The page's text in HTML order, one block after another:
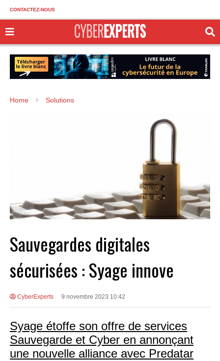
CONTACTEZ-NOUS
Home Solutions
Sauvegardes digitales
sécurisées : Syage innove
CyberExperts 9 novembre 2023 10:42
Syage étoffe son offre de services
Sauvegarde et Cyber en annonçant
une nouvelle alliance avec Predatar